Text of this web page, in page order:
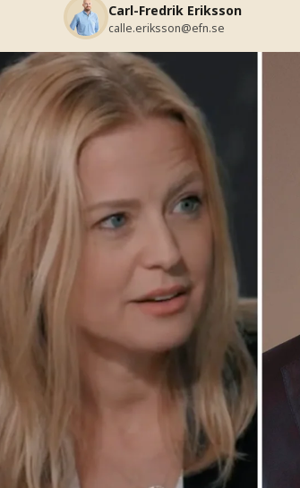
Carl-Fredrik Eriksson
calle.eriksson@efn.se